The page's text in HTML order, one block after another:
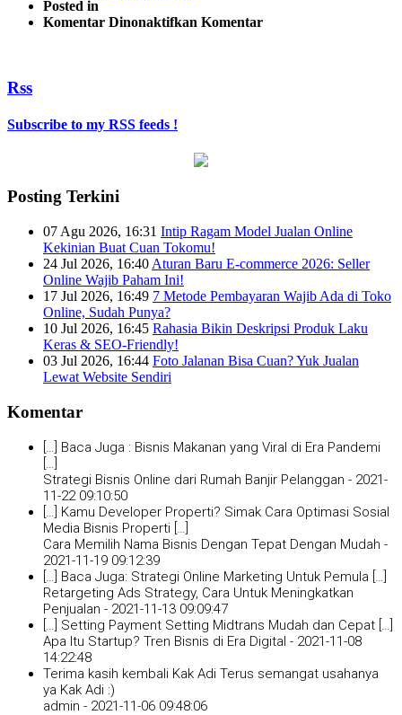
Posted in
Komentar Dinonaktifkan pada
Komentar
Rss
Subscribe to my RSS feeds !
Posting Terkini
07 Agu 2026, 16:31 Intip Ragam Model Jualan Online
Kekinian Buat Cuan Tokomu!
24 Jul 2026, 16:40 Aturan Baru E-commerce 2026: Seller
Online Wajib Paham Ini!
17 Jul 2026, 16:49 7 Metode Pembayaran Wajib Ada di Toko
Online, Sudah Punya?
10 Jul 2026, 16:45 Rahasia Bikin Deskripsi Produk Laku
Keras & SEO-Friendly!
03 Jul 2026, 16:44 Foto Jalanan Bisa Cuan? Yuk Jualan
Lewat Website Sendiri
Komentar
[…] Baca Juga : Bisnis Makanan yang Viral di Era Pandemi
Strategi Bisnis Online dari Rumah Banjir Pelanggan - 2021-
11-22 09:10:50
[…] Kamu Developer Properti? Simak Cara Optimasi Sosial
Media Bisnis Properti […]
Cara Memilih Nama Bisnis Dengan Tepat Dengan Mudah -
2021-11-19 09:12:39
[…] Baca Juga: Strategi Online Marketing Untuk Pemula […]
Retargeting Ads Strategy, Cara Untuk Meningkatkan
Penjualan - 2021-11-13 09:09:47
[…] Setting Payment Setting Midtrans Mudah dan Cepat […]
Apa Itu Startup? Tren Bisnis di Era Digital - 2021-11-08
14:22:48
Terima kasih kembali Kak Adi Terus semangat usahanya
ya Kak Adi :)
admin - 2021-11-06 09:48:06